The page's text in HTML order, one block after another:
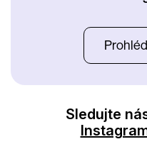
Sledujte